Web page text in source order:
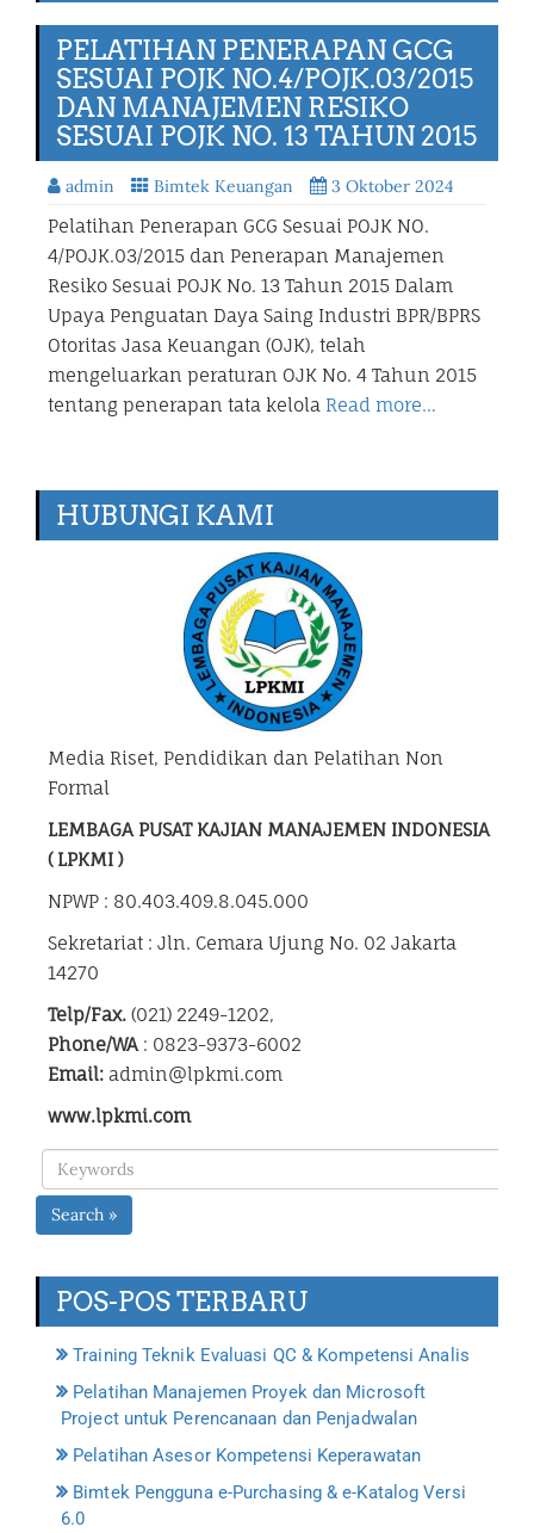
PELATIHAN PENERAPAN GCG
SESUAI POJK NO.4/POJK.03/2015
DAN MANAJEMEN RESIKO
SESUAI POJK NO. 13 TAHUN 2015
admin Bimtek Keuangan 3 Oktober 2024
Pelatihan Penerapan GCG Sesuai POJK NO.
4/POJK.03/2015 dan Penerapan Manajemen
Resiko Sesuai POJK No. 13 Tahun 2015 Dalam
Upaya Penguatan Daya Saing Industri BPR/BPRS
Otoritas Jasa Keuangan (OJK), telah
mengeluarkan peraturan OJK No. 4 Tahun 2015
tentang penerapan tata kelola Read more…
HUBUNGI KAMI
Media Riset, Pendidikan dan Pelatihan Non
Formal
LEMBAGA PUSAT KAJIAN MANAJEMEN INDONESIA
( LPKMI )
NPWP : 80.403.409.8.045.000
Sekretariat : Jln. Cemara Ujung No. 02 Jakarta
14270
Telp/Fax. (021) 2249-1202,
Phone/WA: 0823-9373-6002
Email: admin@lpkmi.com
www.lpkmi.com
Search »
POS-POS TERBARU
Training Teknik Evaluasi QC & Kompetensi Analis
Pelatihan Manajemen Proyek dan Microsoft
Project untuk Perencanaan dan Penjadwalan
Pelatihan Asesor Kompetensi Keperawatan
Bimtek Pengguna e-Purchasing & e-Katalog Versi
6.0